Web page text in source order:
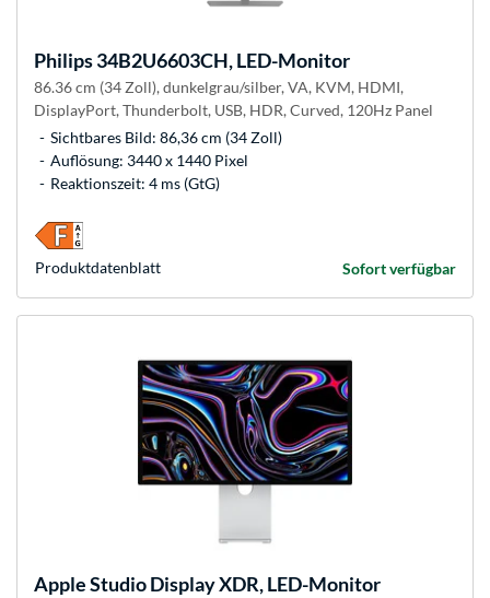
Philips34B2U6603CH, LED-Monitor
86.36 cm (34 Zoll), dunkelgrau/silber, VA, KVM, HDMI,
DisplayPort, Thunderbolt, USB, HDR, Curved, 120Hz Panel
Sichtbares Bild: 86,36 cm (34 Zoll)
Auflösung: 3440 x 1440 Pixel
Reaktionszeit: 4 ms (GtG)
Sofort verfügbar
Produkt­datenblatt
AppleStudio Display XDR, LED-Monitor